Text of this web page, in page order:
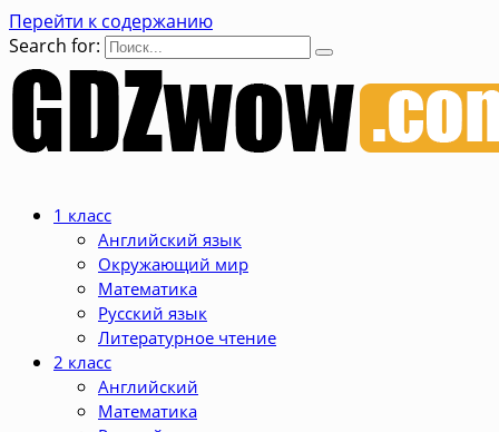
Перейти к содержанию
Search for:
1 класс
Английский язык
Окружающий мир
Математика
Русский язык
Литературное чтение
2 класс
Английский
Математика